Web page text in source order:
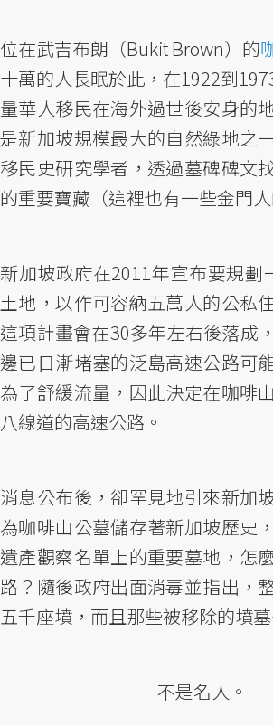
位在武吉布朗（Bukit Brown）的
十萬的人長眠於此，在1922到
量華人移民在海外過世後安身的
是新加坡規模最大的自然綠地之
移民史研究學者，透過墓碑碑文
的重要寶藏（這裡也有一些金門人
新加坡政府在2011年宣布要規劃
土地，以作可容納五萬人的公私
這項計畫會在30多年左右後落成
邊已日漸堵塞的泛島高速公路可
為了舒緩流量，因此決定在咖啡
八線道的高速公路。
消息公布後，卻罕見地引來新加
為咖啡山公墓儲存著新加坡歷史
遺產觀察名單上的重要墓地，怎
路？隨後政府出面消毒並指出，
五千座墳，而且那些被移除的墳
不是名人。